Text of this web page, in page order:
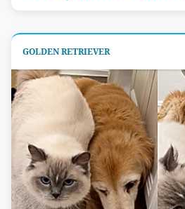
GOLDEN RETRIEVER